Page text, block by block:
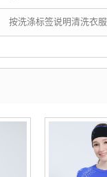
按洗涤标签说明清洗衣服